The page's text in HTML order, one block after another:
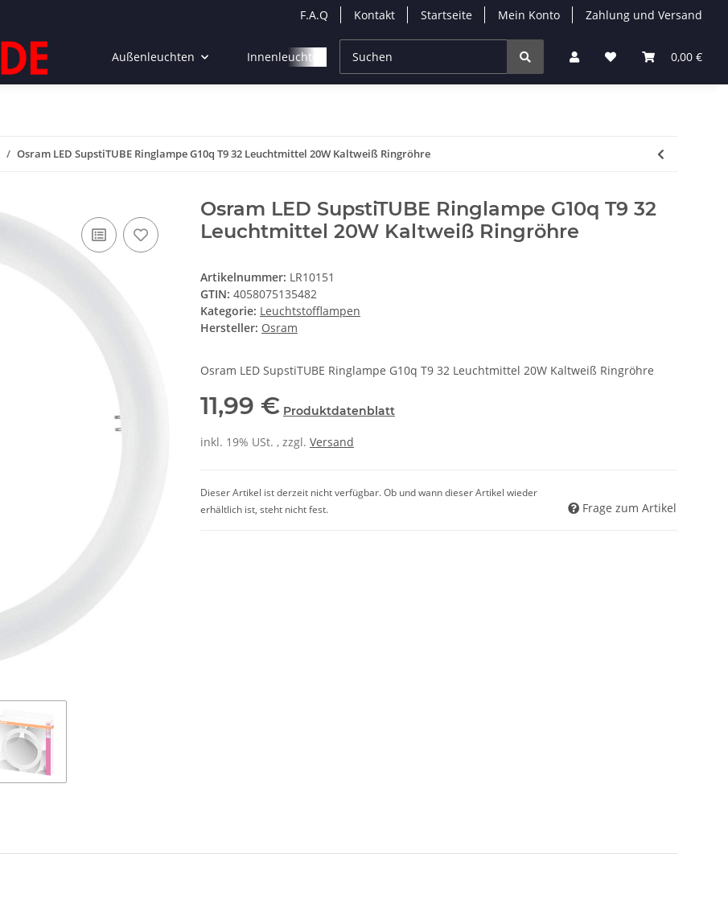
F.A.Q Kontakt Startseite Mein Konto Zahlung und Versand
0,00 €
Außenleuchten Innenleuchten Leuchtmittel Solarleuchten Zubehör
Osram LED SupstiTUBE Ringlampe G10q T9 32 Leuchtmittel 20W Kaltweiß Ringröhre
Osram LED SupstiTUBE Ringlampe G10q T9 32
Leuchtmittel 20W Kaltweiß Ringröhre
Artikelnummer: LR10151
GTIN: 4058075135482
Kategorie: Leuchtstofflampen
Hersteller: Osram
Osram LED SupstiTUBE Ringlampe G10q T9 32 Leuchtmittel 20W Kaltweiß Ringröhre
11,99 € Produktdatenblatt
inkl. 19% USt. , zzgl. Versand
Dieser Artikel ist derzeit nicht verfügbar. Ob und wann dieser Artikel wieder
erhältlich ist, steht nicht fest.
Frage zum Artikel